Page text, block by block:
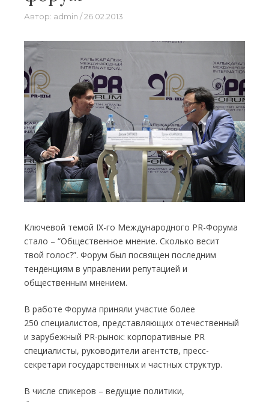
Автор: admin 26.02.2013
Ключевой темой IX-го Международного PR-Форума
стало – “Общественное мнение. Сколько весит
твой голос?”. Форум был посвящен последним
тенденциям в управлении репутацией и
общественным мнением.
В работе Форума приняли участие более
250 специалистов, представляющих отечественный
и зарубежный PR-рынок: корпоративные PR
cпециалисты, руководители агентств, пресс-
секретари государственных и частных структур.
В числе спикеров – ведущие политики,